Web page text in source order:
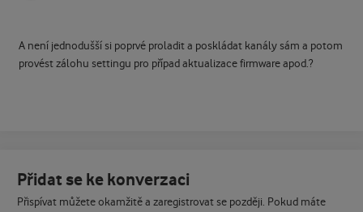
A není jednodušší si poprvé proladit a poskládat kanály sám a potom
provést zálohu settingu pro případ aktualizace firmware apod.?
Přidat se ke konverzaci
Přispívat můžete okamžitě a zaregistrovat se později. Pokud máte